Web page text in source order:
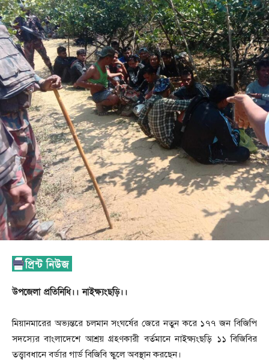
উপজেলা প্রতিনিধি।। নাইক্ষ‍্যংছড়ি।।
মিয়ানমারের অভ্যন্তরে চলমান সংঘর্ষের জেরে নতুন করে ১৭৭ জন বিজিপি
সদস্যের বাংলাদেশে আশ্রয় গ্রহণকারী বর্তমানে নাইক্ষ‍্যংছড়ি ১১ বিজিবির
তত্ত্বাবধানে বর্ডার গার্ড বিজিবি স্কুলে অবস্থান করছেন।